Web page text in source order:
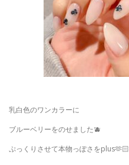
乳白色のワンカラーに
ブルーベリーをのせました🫐
ぷっくりさせて本物っぽさをplus🫶🏻